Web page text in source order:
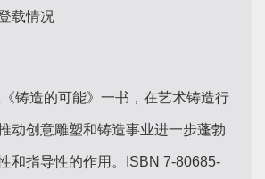
载情况
铸造的可能》一书，在艺术铸造行
动创意雕塑和铸造事业进一步蓬勃
和指导性的作用。ISBN 7-80685-